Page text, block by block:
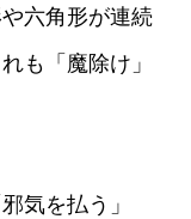
六角形が連続
も「魔除け」
気を払う」